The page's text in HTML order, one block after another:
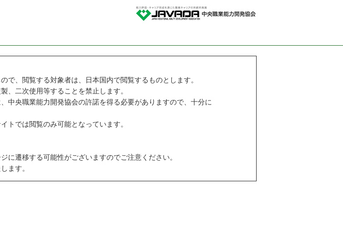
、閲覧する対象者は、日本国内で閲覧するものとします。
、二次使用等することを禁止します。
央職業能力開発協会の許諾を得る必要がありますので、十分に
トでは閲覧のみ可能となっています。
遷移する可能性がございますのでご注意ください。
ます。